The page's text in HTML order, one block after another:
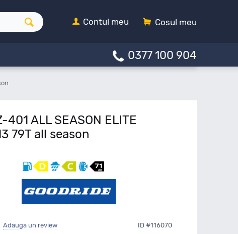
Cosul meu
Contul meu
0377 100 904
401 ALL SEASON ELITE
79T all season
Adauga un review ID #116070